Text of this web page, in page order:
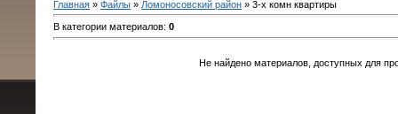
Главная » Файлы » Ломоносовский район » 3-х комн квартиры
В категории материалов: 0
Не найдено материалов, доступных для